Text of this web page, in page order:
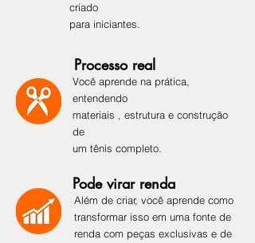
criado
para iniciantes.
Processo real
Você aprende na prática,
entendendo
materiais , estrutura e construção
de
um tênis completo.
Pode virar renda
Além de criar, você aprende como
transformar isso em uma fonte de
renda com peças exclusivas e de